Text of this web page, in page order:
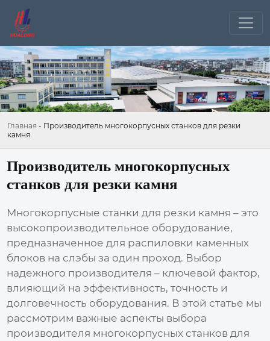
Главная - Производитель многокорпусных станков для резки
камня
Производитель многокорпусных
станков для резки камня
Многокорпусные станки для резки камня – это
высокопроизводительное оборудование,
предназначенное для распиловки каменных
блоков на слэбы за один проход. Выбор
надежного производителя – ключевой фактор,
влияющий на эффективность, точность и
долговечность оборудования. В этой статье мы
рассмотрим важные аспекты выбора
производителя многокорпусных станков для